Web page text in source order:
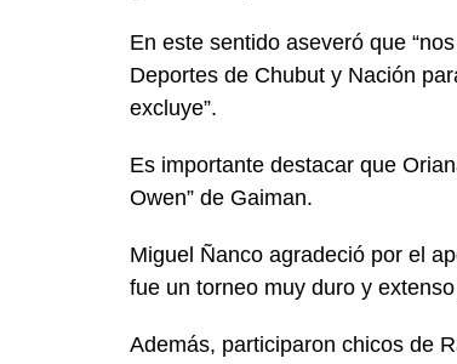
En este sentido aseveró que
Deportes de Chubut y Nación
excluye”.
Es importante destacar que
Owen” de Gaiman.
Miguel Ñanco agradeció por el
fue un torneo muy duro y
Además, participaron chicos de